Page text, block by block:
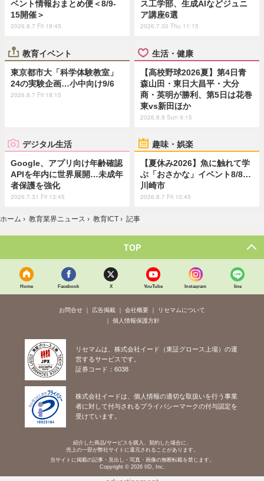
ベント情報おまとめ便＜8/9-
15開催＞
2026.8.7 Fri 19:45
ス工学部、生成AIなどジュニ
ア講座6選
2026.7.30 Thu 11:15
教育イベント
東京都市大「科学体験教室」
24の実験企画…小中向け9/6
2026.8.7 Fri 18:15
生活・健康
【高校野球2026夏】第4日青
森山田・東日大昌平・大分
商・英明が勝利、第5日は花巻
東vs新田ほか
2026.8.9 Sun 9:15
デジタル生活
Google、アプリ向け年齢確認
APIを年内に世界展開…未成年
者保護を強化
2026.7.31 Fri 13:45
趣味・娯楽
【夏休み2026】魚に触れて学
ぶ「おさかな」イベント8/8…
川崎市
2026.8.7 Fri 10:45
ホーム › 教育業界ニュース › 教育ICT › 記事
TOP
Home Facebook X YouTube Instagram line
お問合せ 広告掲載 会社概要
リセマムについて
個人情報保護方針
リセマムは、株式会社イード（東証グロース上場）の運
営するサービスです。
証券コード：6038
株式会社イードは、個人情報の適切な取扱いを行う事業
者に対して付与されるプライバシーマークの付与認定を
受けています。
紹介した商品/サービスを購入、契約した場合に、
売上の一部が弊社サイトに還元されることがあります。
当サイトに掲載の記事・見出し・写真・画像の無断転載を禁じます。
Copyright © 2026 IID, Inc.